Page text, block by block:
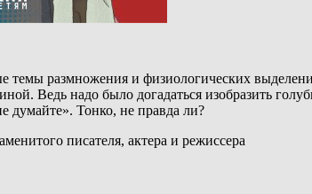
темы размножения и физиологических
Ведь надо было догадаться изобразить
думайте». Тонко, не правда ли?
писателя, актера и режиссера